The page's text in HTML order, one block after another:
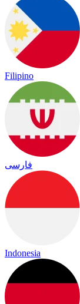
Filipino
فارسی
Indonesia